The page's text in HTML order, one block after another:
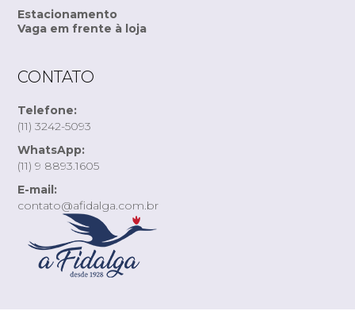
Estacionamento
Vaga em frente à loja
CONTATO
Telefone:
(11) 3242-5093
WhatsApp:
(11) 9 8893.1605
E-mail:
contato@afidalga.com.br